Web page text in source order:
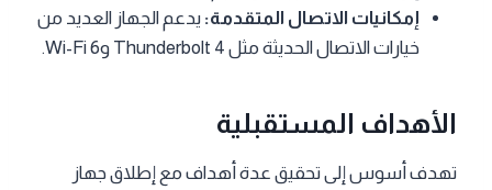
إمكانيات الاتصال المتقدمة: يدعم الجهاز العديد من
خيارات الاتصال الحديثة مثل Thunderbolt 4 وWi-Fi 6.
الأهداف المستقبلية
تهدف أسوس إلى تحقيق عدة أهداف مع إطلاق جهاز